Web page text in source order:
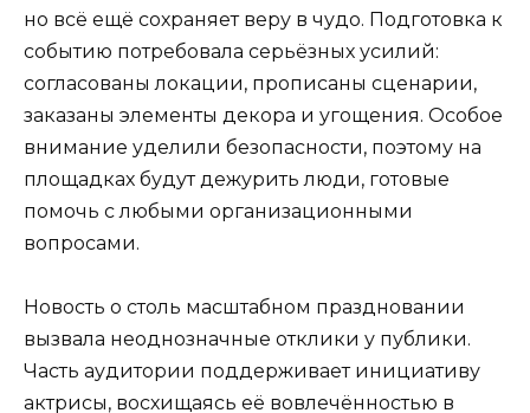
но всё ещё сохраняет веру в чудо. Подготовка к
событию потребовала серьёзных усилий:
согласованы локации, прописаны сценарии,
заказаны элементы декора и угощения. Особое
внимание уделили безопасности, поэтому на
площадках будут дежурить люди, готовые
помочь с любыми организационными
вопросами.
Новость о столь масштабном праздновании
вызвала неоднозначные отклики у публики.
Часть аудитории поддерживает инициативу
актрисы, восхищаясь её вовлечённостью в